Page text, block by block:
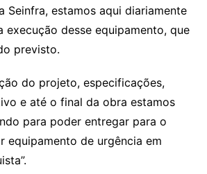
Seinfra, estamos aqui diariamente
execução desse equipamento, que
previsto.
do projeto, especificações,
e até o final da obra estamos
para poder entregar para o
equipamento de urgência em